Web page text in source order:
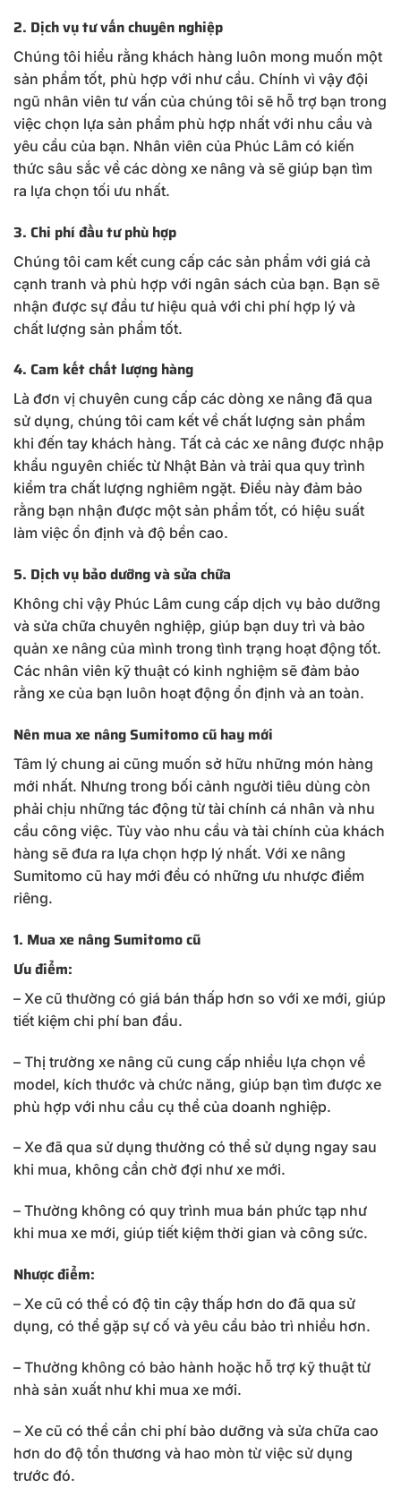
2. Dịch vụ tư vấn chuyên nghiệp
Chúng tôi hiểu rằng khách hàng luôn mong muốn một
sản phẩm tốt, phù hợp với như cầu. Chính vì vậy đội
ngũ nhân viên tư vấn của chúng tôi sẽ hỗ trợ bạn trong
việc chọn lựa sản phẩm phù hợp nhất với nhu cầu và
yêu cầu của bạn. Nhân viên của Phúc Lâm có kiến
thức sâu sắc về các dòng xe nâng và sẽ giúp bạn tìm
ra lựa chọn tối ưu nhất.
3. Chi phí đầu tư phù hợp
Chúng tôi cam kết cung cấp các sản phẩm với giá cả
cạnh tranh và phù hợp với ngân sách của bạn. Bạn sẽ
nhận được sự đầu tư hiệu quả với chi phí hợp lý và
chất lượng sản phẩm tốt.
4. Cam kết chất lượng hàng
Là đơn vị chuyên cung cấp các dòng xe nâng đã qua
sử dụng, chúng tôi cam kết về chất lượng sản phẩm
khi đến tay khách hàng. Tất cả các xe nâng được nhập
khẩu nguyên chiếc từ Nhật Bản và trải qua quy trình
kiểm tra chất lượng nghiêm ngặt. Điều này đảm bảo
rằng bạn nhận được một sản phẩm tốt, có hiệu suất
làm việc ổn định và độ bền cao.
5. Dịch vụ bảo dưỡng và sửa chữa
Không chỉ vậy Phúc Lâm cung cấp dịch vụ bảo dưỡng
và sửa chữa chuyên nghiệp, giúp bạn duy trì và bảo
quản xe nâng của mình trong tình trạng hoạt động tốt.
Các nhân viên kỹ thuật có kinh nghiệm sẽ đảm bảo
rằng xe của bạn luôn hoạt động ổn định và an toàn.
Nên mua xe nâng Sumitomo cũ hay mới
Tâm lý chung ai cũng muốn sở hữu những món hàng
mới nhất. Nhưng trong bối cảnh người tiêu dùng còn
phải chịu những tác động từ tài chính cá nhân và nhu
cầu công việc. Tùy vào nhu cầu và tài chính của khách
hàng sẽ đưa ra lựa chọn hợp lý nhất. Với xe nâng
Sumitomo cũ hay mới đều có những ưu nhược điểm
riêng.
1. Mua xe nâng Sumitomo cũ
Ưu điểm:
– Xe cũ thường có giá bán thấp hơn so với xe mới, giúp
tiết kiệm chi phí ban đầu.
– Thị trường xe nâng cũ cung cấp nhiều lựa chọn về
model, kích thước và chức năng, giúp bạn tìm được xe
phù hợp với nhu cầu cụ thể của doanh nghiệp.
– Xe đã qua sử dụng thường có thể sử dụng ngay sau
khi mua, không cần chờ đợi như xe mới.
– Thường không có quy trình mua bán phức tạp như
khi mua xe mới, giúp tiết kiệm thời gian và công sức.
Nhược điểm:
– Xe cũ có thể có độ tin cậy thấp hơn do đã qua sử
dụng, có thể gặp sự cố và yêu cầu bảo trì nhiều hơn.
– Thường không có bảo hành hoặc hỗ trợ kỹ thuật từ
nhà sản xuất như khi mua xe mới.
– Xe cũ có thể cần chi phí bảo dưỡng và sửa chữa cao
hơn do độ tổn thương và hao mòn từ việc sử dụng
trước đó.